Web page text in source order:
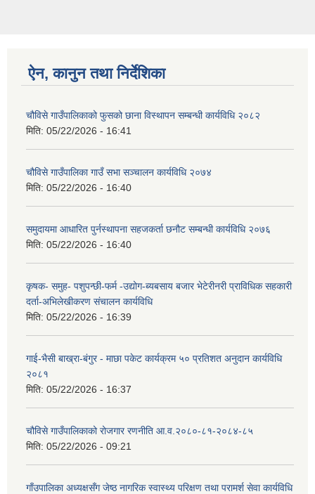
ऐन, कानुन तथा निर्देशिका
चौविसे गाउँपालिकाको फुसको छाना विस्थापन सम्बन्धी कार्यविधि २०८२
मिति: 05/22/2026 - 16:41
चौविसे गाउँपालिका गाउँ सभा सञ्चालन कार्यविधि २०७४
मिति: 05/22/2026 - 16:40
समुदायमा आधारित पुर्नस्थापना सहजकर्ता छनौट सम्बन्धी कार्यविधि २०७६
मिति: 05/22/2026 - 16:40
कृषक- समुह- पशुपन्छी-फर्म -उद्योग-ब्यबसाय बजार भेटेरीनरी प्राविधिक सहकारी
दर्ता-अभिलेखीकरण संचालन कार्यविधि
मिति: 05/22/2026 - 16:39
गाई-भैसी बाख्रा-बंगुर - माछा पकेट कार्यक्रम ५० प्रतिशत अनुदान कार्यविधि
२०८१
मिति: 05/22/2026 - 16:37
चौविसे गाउँपालिकाको रोजगार रणनीति आ.व.२०८०-८१-२०८४-८५
मिति: 05/22/2026 - 09:21
गाँउपालिका अध्यक्षसँग जेष्ठ नागरिक स्वास्थ्य परिक्षण तथा परामर्श सेवा कार्यविधि